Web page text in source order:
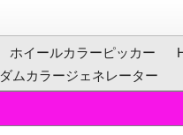
ホイールカラーピッカー
ムカラージェネレーター